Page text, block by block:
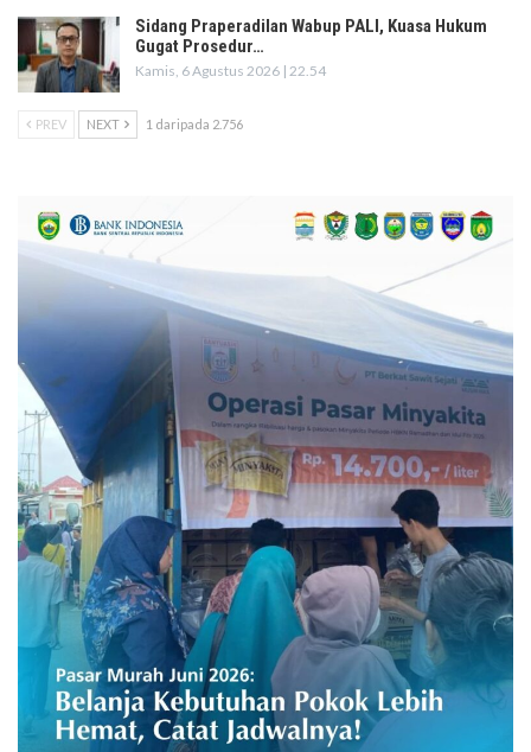
Sidang Praperadilan Wabup PALI, Kuasa Hukum
Gugat Prosedur…
Kamis, 6 Agustus 2026 | 22.54
PREV NEXT 1 daripada 2.756